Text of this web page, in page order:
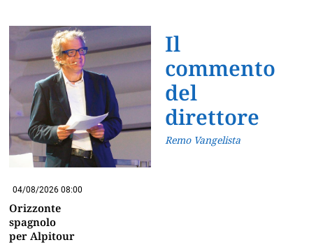
Il
commento
del
direttore
Remo Vangelista
04/08/2026 08:00
Orizzonte
spagnolo
per Alpitour